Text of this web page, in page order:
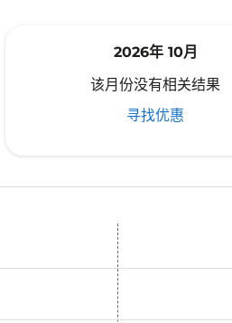
2026年 10月
该月份没有相关结果
寻找优惠
寻找优惠
disclaimer. 寻找优惠
disclaimer. 寻找优惠
offers-disclaimer. 寻找优惠
view-offers-disclaimer. 寻找优惠
cmp-view-offers-disclaimer. 寻
cmp-view-offers-disclaimer.
HAN–OKA: cmp-view-offers-
HAN–OKA: cmp-view-offers-
HAN–OKA: cmp-view-
HAN–OKA: cmp-